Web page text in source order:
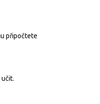
připočtete
učit.